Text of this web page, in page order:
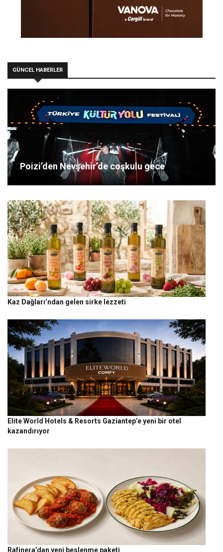
GÜNCEL HABERLER
Poizi’den Nevşehir’de coşkulu gece
Kaz Dağları’ndan gelen sirke lezzeti
Elite World Hotels & Resorts Gaziantep’e yeni bir otel
kazandırıyor
Rafinera’dan yeni beslenme paketi